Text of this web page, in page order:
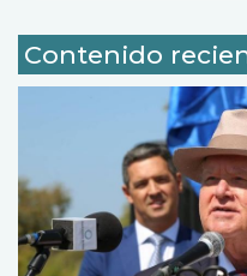
Contenido